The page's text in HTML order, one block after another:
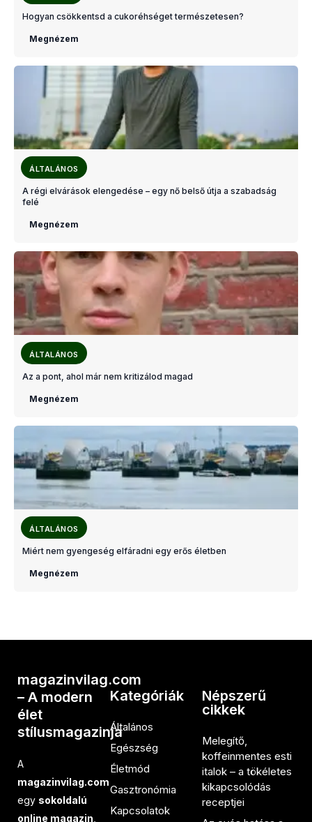
Hogyan csökkentsd a cukoréhséget természetesen?
Megnézem
ÁLTALÁNOS
A régi elvárások elengedése – egy nő belső útja a szabadság
felé
Megnézem
ÁLTALÁNOS
Az a pont, ahol már nem kritizálod magad
Megnézem
ÁLTALÁNOS
Miért nem gyengeség elfáradni egy erős életben
Megnézem
magazinvilag.com
– A modern
élet
stílusmagazinja
A
magazinvilag.com
egy sokoldalú
online magazin
Kategóriák
Általános
Egészség
Életmód
Gasztronómia
Kapcsolatok
Népszerű
cikkek
Melegítő,
koffeinmentes esti
italok – a tökéletes
kikapcsolódás
receptjei